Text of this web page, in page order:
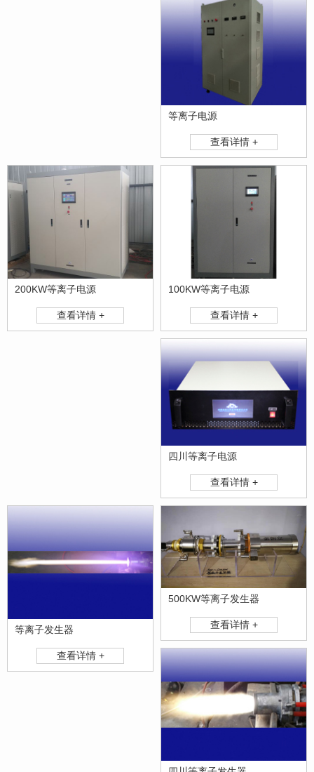
等离子电源
查看详情 +
200KW等离子电源
查看详情 +
100KW等离子电源
查看详情 +
四川等离子电源
查看详情 +
等离子发生器
查看详情 +
500KW等离子发生器
查看详情 +